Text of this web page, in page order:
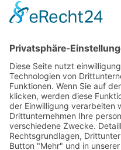
Jetzt teilen
Facebook
Pinterest
XING